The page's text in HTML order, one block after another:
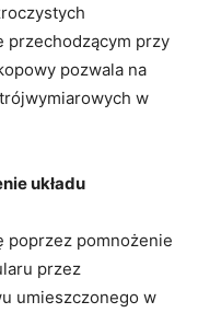
przechodzącym przy
pozwala na
w
układu
poprzez pomnożenie
przez
umieszczonego w